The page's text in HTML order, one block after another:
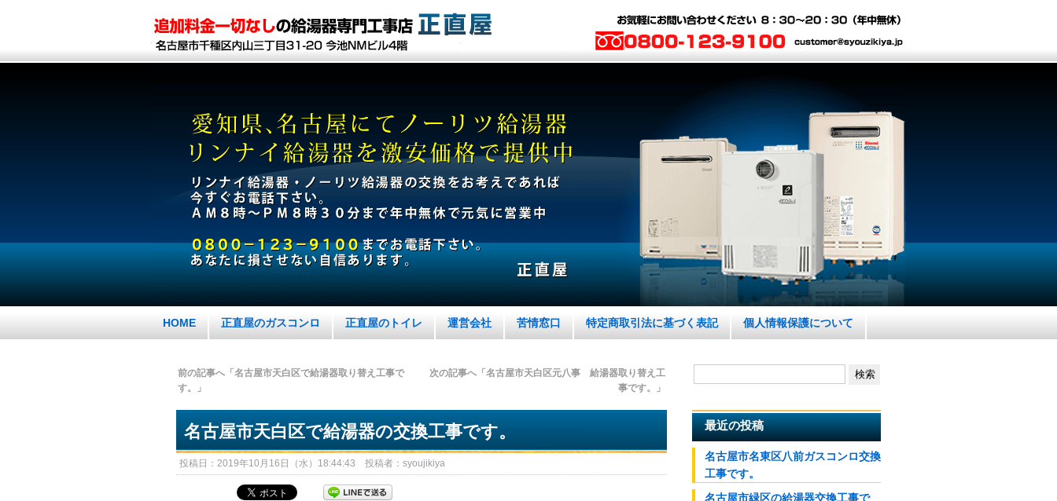
HOME 正直屋のガスコンロ 正直屋のトイレ 運営会社 苦情窓口 特定商取引法に基づく表記 個人情報保護について
前の記事へ「名古屋市天白区で給湯器取り替え工事で
す。」
次の記事へ「名古屋市天白区元八事 給湯器取り替え工
事です。」
名古屋市天白区で給湯器の交換工事です。
投稿日：2019年10月16日（水）18:44:43 投稿者：syoujikiya
最近の投稿
名古屋市名東区八前ガスコンロ交換
工事です。
名古屋市緑区の給湯器交換工事で